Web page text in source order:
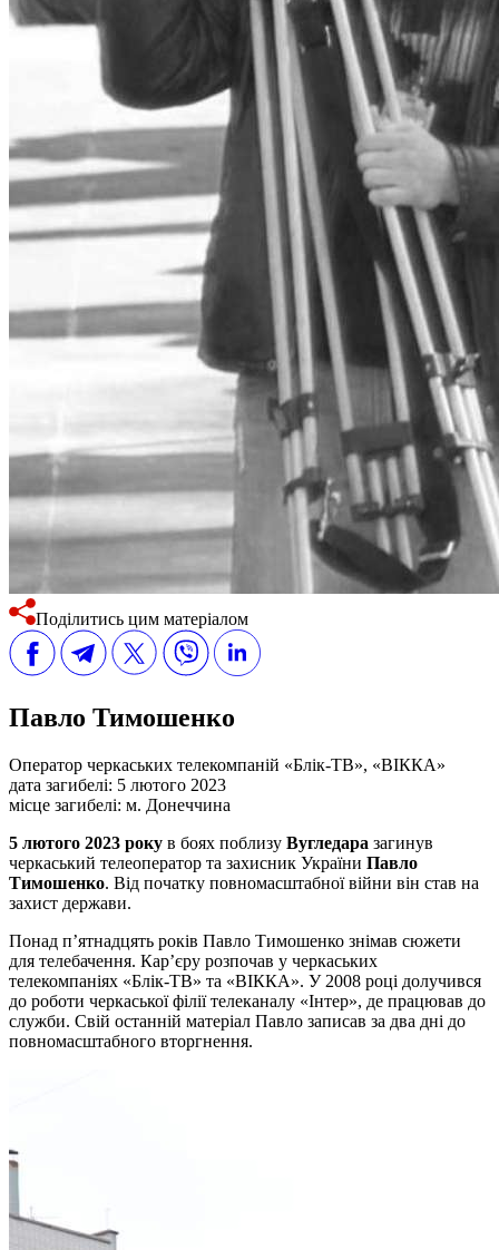
Поділитись цим матеріалом
Павло Тимошенко
Оператор черкаських телекомпаній «Блік-ТВ», «ВІККА»
дата загибелі: 5 лютого 2023
місце загибелі: м. Донеччина
5 лютого 2023 року в боях поблизу Вугледара загинув
черкаський телеоператор та захисник України Павло
Тимошенко. Від початку повномасштабної війни він став на
захист держави.
Понад п’ятнадцять років Павло Тимошенко знімав сюжети
для телебачення. Кар’єру розпочав у черкаських
телекомпаніях «Блік-ТВ» та «ВІККА». У 2008 році долучився
до роботи черкаської філії телеканалу «Інтер», де працював до
служби. Свій останній матеріал Павло записав за два дні до
повномасштабного вторгнення.